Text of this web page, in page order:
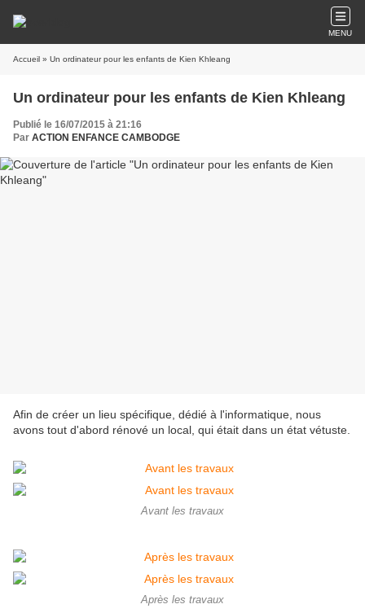
MENU
Accueil » Un ordinateur pour les enfants de Kien Khleang
Un ordinateur pour les enfants de Kien Khleang
Publié le 16/07/2015 à 21:16
Par ACTION ENFANCE CAMBODGE
Afin de créer un lieu spécifique, dédié à l'informatique, nous
avons tout d'abord rénové un local, qui était dans un état vétuste.
Avant les travaux
Après les travaux